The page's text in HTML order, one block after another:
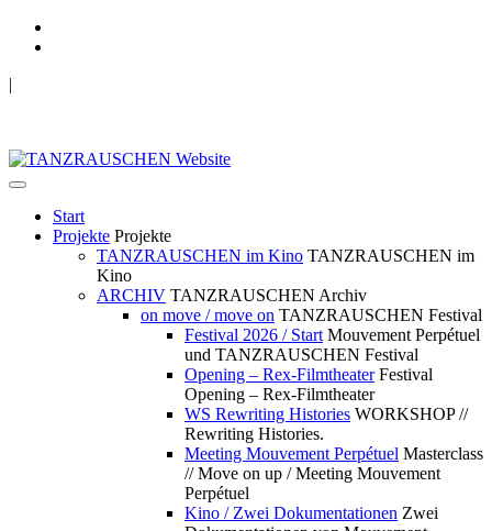
|
Start
Projekte Projekte
TANZRAUSCHEN im Kino TANZRAUSCHEN im
Kino
ARCHIV TANZRAUSCHEN Archiv
on move / move on TANZRAUSCHEN Festival
Festival 2026 / Start Mouvement Perpétuel
und TANZRAUSCHEN Festival
Opening – Rex-Filmtheater Festival
Opening – Rex-Filmtheater
WS Rewriting Histories WORKSHOP //
Rewriting Histories.
Meeting Mouvement Perpétuel Masterclass
// Move on up / Meeting Mouvement
Perpétuel
Kino / Zwei Dokumentationen Zwei